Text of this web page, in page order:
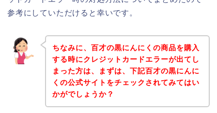
参考にしていただけると幸いです。
ちなみに、百才の黒にんにくの商品を購入
する時にクレジットカードエラーが出てし
まった方は、まずは、下記百才の黒にんに
くの公式サイトをチェックされてみてはい
かがでしょうか？